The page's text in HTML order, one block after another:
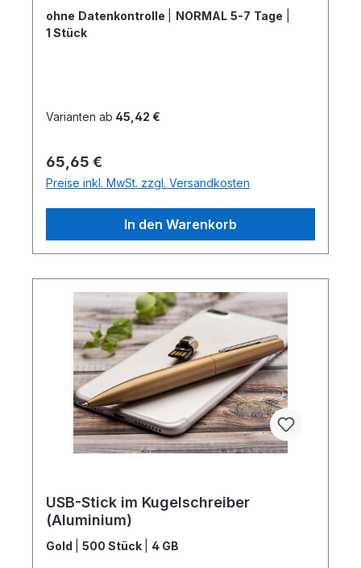
ohne Datenkontrolle NORMAL 5-7 Tage
1 Stück
Varianten ab 45,42 €
Regulärer Preis:
65,65 €
Preise inkl. MwSt. zzgl. Versandkosten
In den Warenkorb
USB-Stick im Kugelschreiber
(Aluminium)
Gold 500 Stück 4 GB